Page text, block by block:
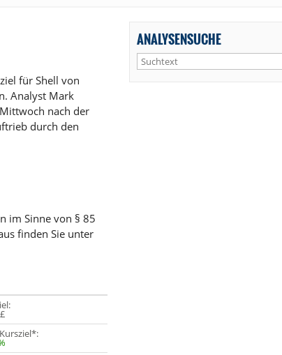
für Shell von
Analyst Mark
nach der
durch den
im Sinne von § 85
finden Sie unter
ANALYSENSUCHE